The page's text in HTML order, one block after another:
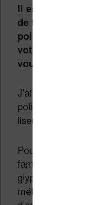
Il est donc
de temps pour
polices (formes
votre liseuse pour
vous convient le
J’ai trouvé un
polices de
liseuses.
Pour certaines
famille ont été
glyphes ont été
métriques ont été